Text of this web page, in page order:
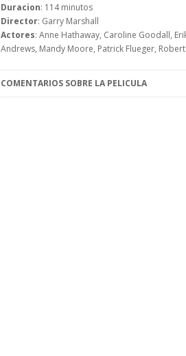
Duracion: 114 minutos
Director: Garry Marshall
Actores: Anne Hathaway, Caroline Goodall,
Andrews, Mandy Moore, Patrick Flueger,
COMENTARIOS SOBRE LA PELICULA